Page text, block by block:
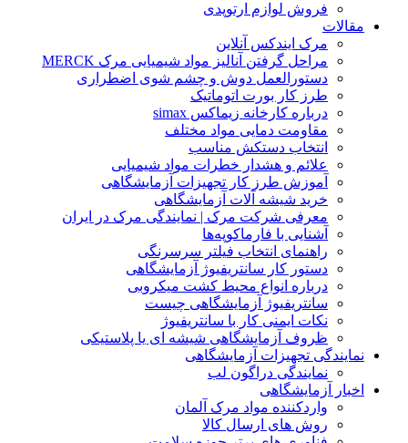
فروش لوازم ارتوپدی
مرک ایندکس آنلاین
مراحل گرفتن آنالیز مواد شیمیایی مرک MERCK
دستورالعمل دوش و چشم شوی اضطراری
طرز کار بورت اتوماتیک
درباره کارخانه زیماکس simax
مقاومت دمایی مواد مختلف
انتخاب دستکش مناسب
علائم و هشدار خطرات مواد شیمیایی
آموزش طرز کار تجهیزات آزمایشگاهی
خرید شیشه آلات آزمایشگاهی
معرفی شرکت مرک | نمایندگی مرک در ایران
آشنایی با فارماکوپه‌ها
راهنمای انتخاب فیلتر سرسرنگی
دستور کار سانتریفیوژ آزمایشگاهی
درباره انواع محیط کشت میکروبی
سانتریفیوژ آزمایشگاهی چیست
نکات ایمنی کار با سانتریفیوژ
ظروف آزمایشگاهی شیشه ای یا پلاستیکی
تجهیزات آزمایشگاهی
نمایندگی دراگون لب
آزمایشگاهی
واردکننده مواد مرک آلمان
روش های ارسال کالا